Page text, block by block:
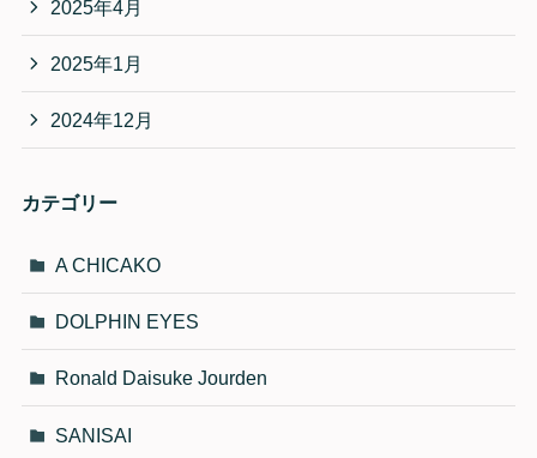
2025年4月
2025年1月
2024年12月
カテゴリー
A CHICAKO
DOLPHIN EYES
Ronald Daisuke Jourden
SANISAI